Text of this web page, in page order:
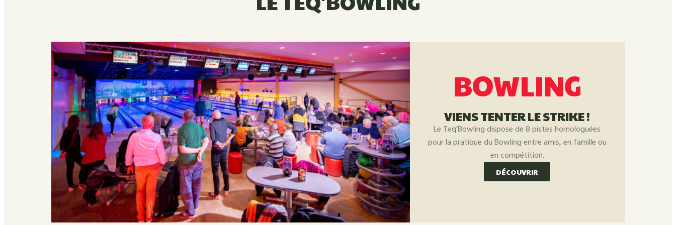
BOWLING
VIENS TENTER LE STRIKE !
Le Teq’Bowling dispose de 8 pistes homologuées
pour la pratique du Bowling entre amis, en famille ou
en compétition.
DÉCOUVRIR